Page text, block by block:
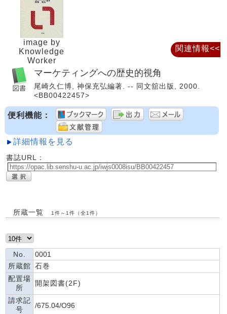
image by
Knowledge
Worker
マーケティングへの歴史的視角
尾崎久仁博, 神保充弘編著. -- 同文舘出版, 2000.
<BB00422457>
便利機能：
詳細情報を見る
書誌URL：
所蔵一覧 1件～1件（全1件）
No.
0001
所蔵館 石巻
配置場
所
開架図書(2F)
請求記
号
/675.04/O96
関連情報<<